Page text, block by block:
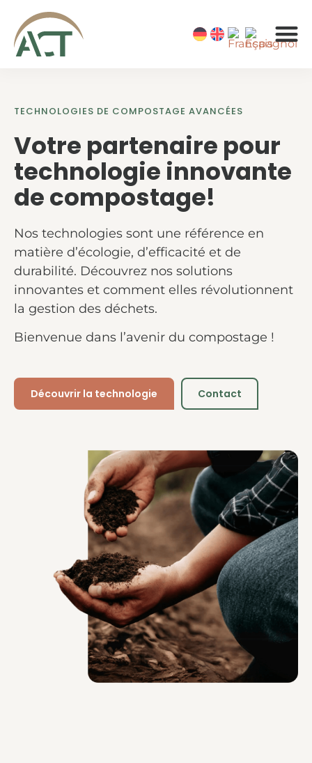
TECHNOLOGIES DE COMPOSTAGE AVANCÉES
Votre partenaire pour
technologie innovante
de compostage!
Nos technologies sont une référence en
matière d’écologie, d’efficacité et de
durabilité. Découvrez nos solutions
innovantes et comment elles révolutionnent
la gestion des déchets.
Bienvenue dans l’avenir du compostage !
Découvrir la technologie Contact